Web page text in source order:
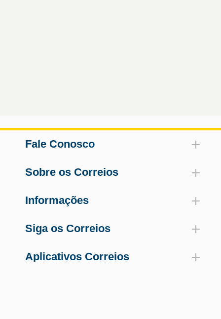
Fale Conosco
Sobre os Correios
Informações
Siga os Correios
Aplicativos Correios